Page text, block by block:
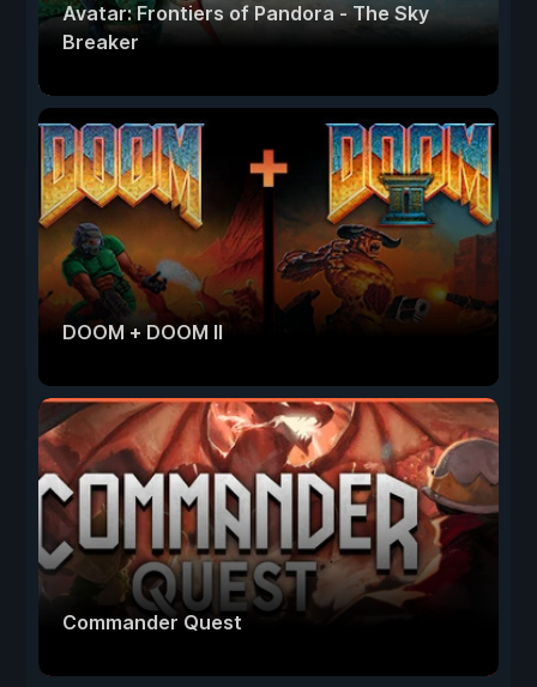
Avatar: Frontiers of Pandora - The Sky
Breaker
DOOM + DOOM II
Commander Quest